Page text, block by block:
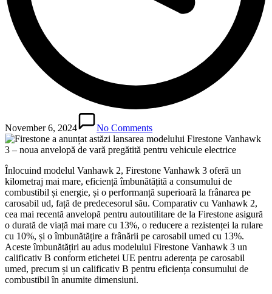
November 6, 2024 No Comments
Înlocuind modelul Vanhawk 2, Firestone Vanhawk 3 oferă un
kilometraj mai mare, eficiență îmbunătățită a consumului de
combustibil și energie, și o performanță superioară la frânarea pe
carosabil ud, față de predecesorul său. Comparativ cu Vanhawk 2,
cea mai recentă anvelopă pentru autoutilitare de la Firestone asigură
o durată de viață mai mare cu 13%, o reducere a rezistenței la rulare
cu 10%, și o îmbunătățire a frânării pe carosabil umed cu 13%.
Aceste îmbunătățiri au adus modelului Firestone Vanhawk 3 un
calificativ B conform etichetei UE pentru aderența pe carosabil
umed, precum și un calificativ B pentru eficiența consumului de
combustibil în anumite dimensiuni.